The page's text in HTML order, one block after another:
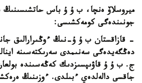
ميروسلاۆ ەنچا، ب ۇ ۇ باس حاتشىسىنىڭ
جونىندەگى كومەكشىسى:
- قازاقستان ب ۇ ۇ-نىڭ ءوڭىرارالىق
ج. ب ۇ ۇ قاۋىپسىزدىك كەڭەسىندە
جاقسى دالەلدەي ءبىلدى. ءوزىنىڭ